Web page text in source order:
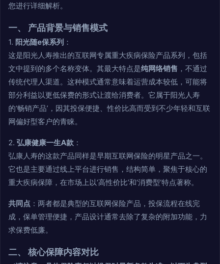
您进行详细解析。
一、 产品背景与销售模式
1. 阳光随e保系列 ：
这是阳光人寿推出的互联网专属重大疾病保险产品系列，包括
文中提到的多个名称变体。其最大特点是纯网络销售 ，不通过
传统代理人渠道。这种模式通常意味着运营成本较低，可能将
部分利益以更低保费的形式让渡给消费者。它属于阳光人寿
的‘畅销产品’，因其投保便捷、性价比高而受到不少年轻和互联
网偏好型客户的青睐。
2. 弘康健康一生A款 ：
弘康人寿的这款产品同样是早期互联网保险的明星产品之一。
它也是主要通过线上平台进行销售，结构简单，聚焦于核心的
重大疾病保障，在市场上以‘高性价比’和‘消费型’特点著称。
共同点 ：两者都是典型的互联网保险产品，投保流程在线完
成，保单管理便捷，产品设计通常去除了复杂的附加功能，力
求保费低廉。
二、 核心保障内容对比